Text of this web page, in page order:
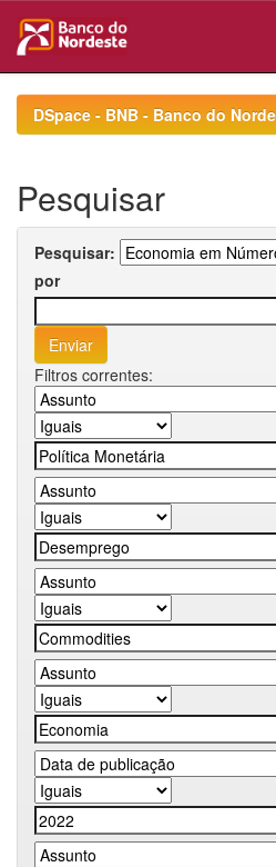
navigationDSpace - BNB - Banco do
Pesquisar
Pesquisar:
por
Filtros correntes: